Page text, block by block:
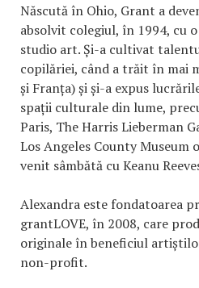
Născută în Ohio, Grant a
absolvit colegiul, în 1994, cu
studio art. Și-a cultivat
copilăriei, când a trăit în mai
și Franța) și și-a expus
spații culturale din lume,
Paris, The Harris Lieberman
Los Angeles County Museum
venit sâmbătă cu Keanu
Alexandra este fondatoarea
grantLOVE, în 2008, care
originale în beneficiul
non-profit.